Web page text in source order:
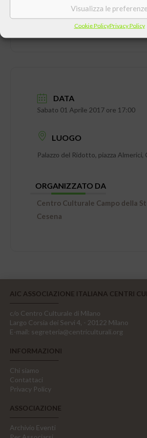
Visualizza le preferenze
Cookie PolicyPrivacy Policy
DATA
Sabato 01 Aprile 2017 ore 17:00
LUOGO
Palazzo del Ridotto, piazza Almerici,
ORGANIZZATO DA
Centro Culturale Campo della
Cesena
AIC ASSOCIAZIONE ITALIANA CENTRI
c/o Centro Culturale di Milano
Largo Corsia dei Servi 4, - 20122 Milano
E-mail: segreteria@centriculturali.org
INFORMAZIONI
Chi siamo
Contattaci
Privacy Policy
ASSOCIAZIONE
Archivio Eventi